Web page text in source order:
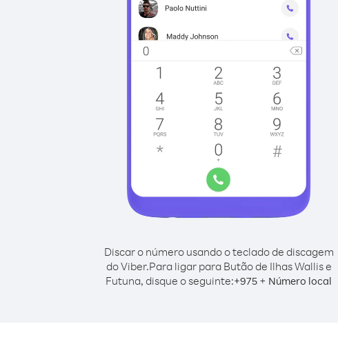
Discar o número usando o teclado de discagem
do Viber.Para ligar para Butão de Ilhas Wallis e
Futuna, disque o seguinte:+975 + Número local